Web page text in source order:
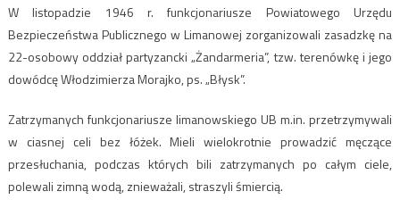
W listopadzie 1946 r. funkcjonariusze Powiatowego Urzędu
Bezpieczeństwa Publicznego w Limanowej zorganizowali zasadzkę na
22-osobowy oddział partyzancki „Żandarmeria”, tzw. terenówkę i jego
dowódcę Włodzimierza Morajko, ps. „Błysk”.
Zatrzymanych funkcjonariusze limanowskiego UB m.in. przetrzymywali
w ciasnej celi bez łóżek. Mieli wielokrotnie prowadzić męczące
przesłuchania, podczas których bili zatrzymanych po całym ciele,
polewali zimną wodą, znieważali, straszyli śmiercią.